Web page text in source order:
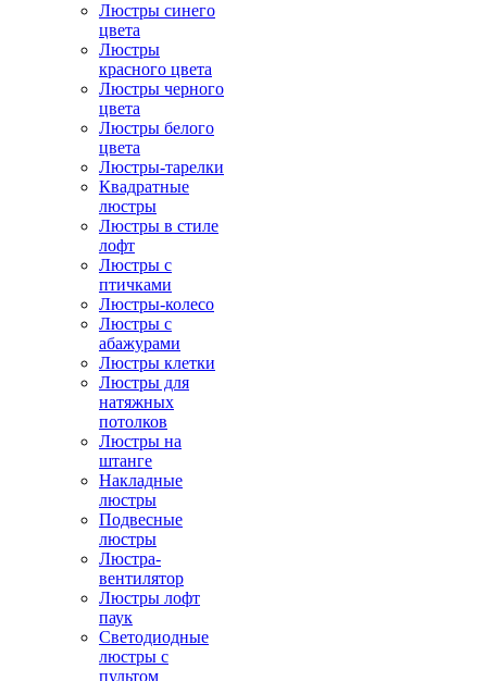
Люстры синего
цвета
Люстры
красного цвета
Люстры черного
цвета
Люстры белого
цвета
Люстры-тарелки
Квадратные
люстры
Люстры в стиле
лофт
Люстры с
птичками
Люстры-колесо
Люстры с
абажурами
Люстры клетки
Люстры для
натяжных
потолков
Люстры на
штанге
Накладные
люстры
Подвесные
люстры
Люстра-
вентилятор
Люстры лофт
паук
Светодиодные
люстры с
пультом